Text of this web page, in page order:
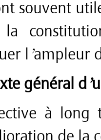
souvent
l’ampleur
général
à long
de la